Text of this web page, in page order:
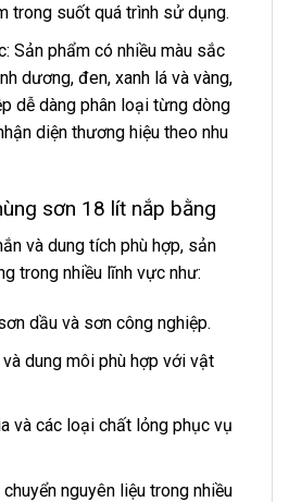
trong suốt quá trình sử dụng.
Sản phẩm có nhiều màu sắc
dương, đen, xanh lá và vàng,
dễ dàng phân loại từng dòng
diện thương hiệu theo nhu
sơn 18 lít nắp bằng
và dung tích phù hợp, sản
trong nhiều lĩnh vực như:
dầu và sơn công nghiệp.
dung môi phù hợp với vật
và các loại chất lỏng phục vụ
nguyên liệu trong nhiều